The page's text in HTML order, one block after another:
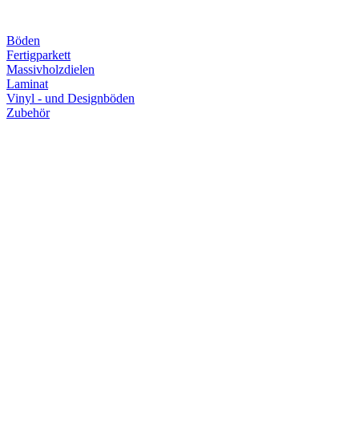
Böden
Fertigparkett
Massivholzdielen
Laminat
Vinyl - und Designböden
Zubehör